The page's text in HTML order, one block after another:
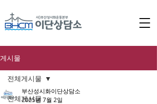
게시물
전체게시물
전체게시물
부산성시화이단상담소
2025년 7월 2일